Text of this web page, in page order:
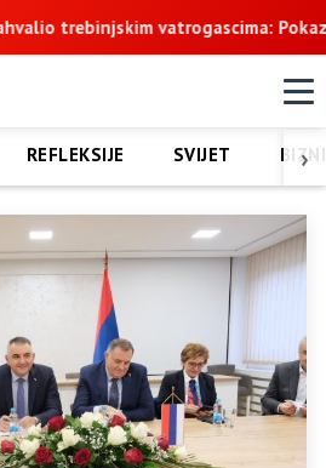
vatrogascima: Pokazali ste
›
REFLEKSIJE SVIJET